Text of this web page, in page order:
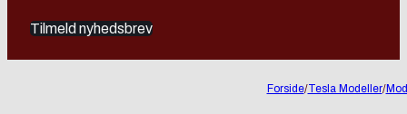
Tilmeld nyhedsbrev
Forside/Tesla Modeller/